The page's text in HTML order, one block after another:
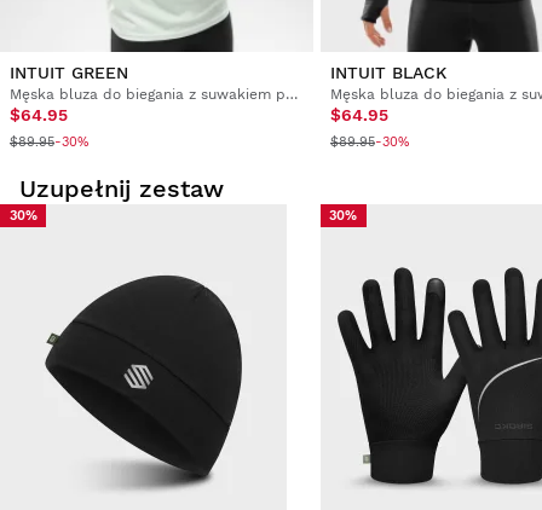
INTUIT GREEN
Męska bluza do biegania z suwakiem pod szyją
$64.95
$89.95-30%
INTUIT BLACK
$64.95
$89.95-30%
Uzupełnij zestaw
30% 30%